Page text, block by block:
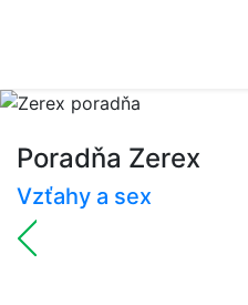
Poradňa Zerex
Vzťahy a sex